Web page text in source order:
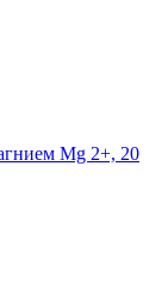
Mg 2+, 20